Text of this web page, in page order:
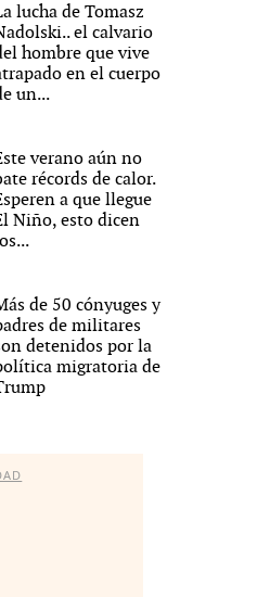
lucha de Tomasz
el calvario
hombre que vive
en el cuerpo
un...
verano aún no
récords de calor.
a que llegue
Niño, esto dicen
de 50 cónyuges y
de militares
detenidos por la
migratoria de